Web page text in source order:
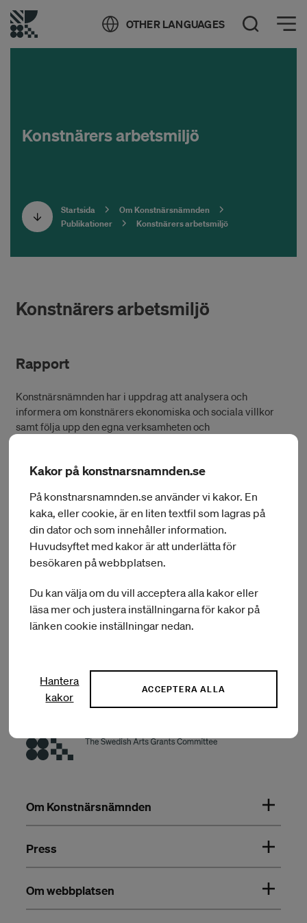
OTHER LANGUAGES Öppna sök
Öppna meny
Konstnärers arbetsmiljö
Startsida
Om Konstnärsnämnden
Publikationer
Konstnärers arbetsmiljö
Konstnärers arbetsmiljö
Rapport
Konstnärsnämnden har i uppdrag att analysera och
informera om konstnärers ekonomiska och sociala villkor
samt följa upp den egna verksamheten och
är regeringen, andra myndigheter och organisationer.
Beställ tryckt publikation
Konstnärers arbetsmiljö. Resultat av
ställd till konstnärer inom områdena
bild och form, dans, film, musik, ord
och teater
5MB
Om Konstnärsnämnden
Press
Om webbplatsen
Kakor på konstnarsnamnden.se
På konstnarsnamnden.se använder vi kakor. En
kaka, eller cookie, är en liten textfil som lagras på
din dator och som innehåller information.
Huvudsyftet med kakor är att underlätta för
besökaren på webbplatsen.
Du kan välja om du vill acceptera alla kakor eller
läsa mer och justera inställningarna för kakor på
länken cookie inställningar nedan.
Hantera
kakor
ACCEPTERA ALLA